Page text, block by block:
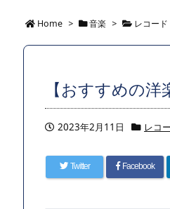
Home > 音楽 > レコード
【おすすめの
2023年2月11日 レコ
Twitter Facebook